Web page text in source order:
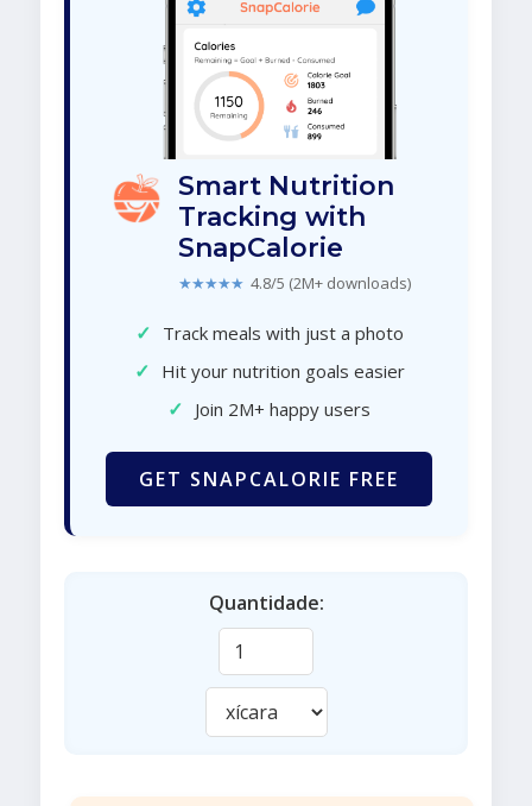
Smart Nutrition
Tracking with
SnapCalorie
★★★★★ 4.8/5 (2M+ downloads)
✓ Track meals with just a photo
✓ Hit your nutrition goals easier
✓ Join 2M+ happy users
GET SNAPCALORIE FREE
Quantidade: